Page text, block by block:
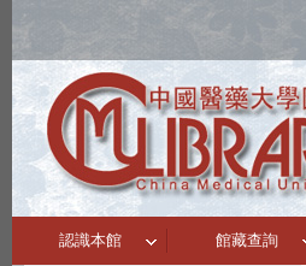
認識本館 館藏查詢